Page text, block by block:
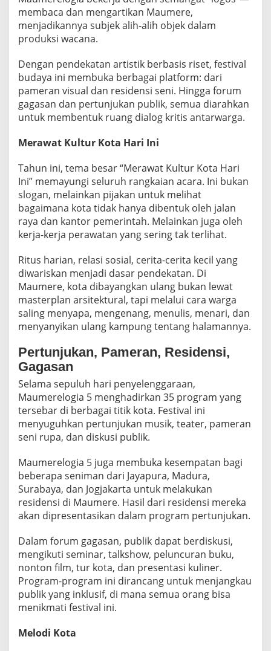
U
A
P
N
T
A
S
N
A
A
S
I
,
D
A
N
I
A
L
O
G
B
U
D
Y
membaca dan mengartikan Maumere,
menjadikannya subjek alih-alih objek dalam
produksi wacana.
Dengan pendekatan artistik berbasis riset, festival
budaya ini membuka berbagai platform: dari
pameran visual dan residensi seni. Hingga forum
gagasan dan pertunjukan publik, semua diarahkan
untuk membentuk ruang dialog kritis antarwarga.
Merawat Kultur Kota Hari Ini
Tahun ini, tema besar “Merawat Kultur Kota Hari
Ini” memayungi seluruh rangkaian acara. Ini bukan
slogan, melainkan pijakan untuk melihat
bagaimana kota tidak hanya dibentuk oleh jalan
raya dan kantor pemerintah. Melainkan juga oleh
kerja-kerja perawatan yang sering tak terlihat.
Ritus harian, relasi sosial, cerita-cerita kecil yang
diwariskan menjadi dasar pendekatan. Di
Maumere, kota dibayangkan ulang bukan lewat
masterplan arsitektural, tapi melalui cara warga
saling menyapa, mengenang, menulis, menari, dan
menyanyikan ulang kampung tentang halamannya.
Pertunjukan, Pameran, Residensi,
Gagasan
Selama sepuluh hari penyelenggaraan,
Maumerelogia 5 menghadirkan 35 program yang
tersebar di berbagai titik kota. Festival ini
menyuguhkan pertunjukan musik, teater, pameran
seni rupa, dan diskusi publik.
Maumerelogia 5 juga membuka kesempatan bagi
beberapa seniman dari Jayapura, Madura,
Surabaya, dan Jogjakarta untuk melakukan
residensi di Maumere. Hasil dari residensi mereka
akan dipresentasikan dalam program pertunjukan.
Dalam forum gagasan, publik dapat berdiskusi,
mengikuti seminar, talkshow, peluncuran buku,
nonton film, tur kota, dan presentasi kuliner.
Program-program ini dirancang untuk menjangkau
publik yang inklusif, di mana semua orang bisa
menikmati festival ini.
Melodi Kota